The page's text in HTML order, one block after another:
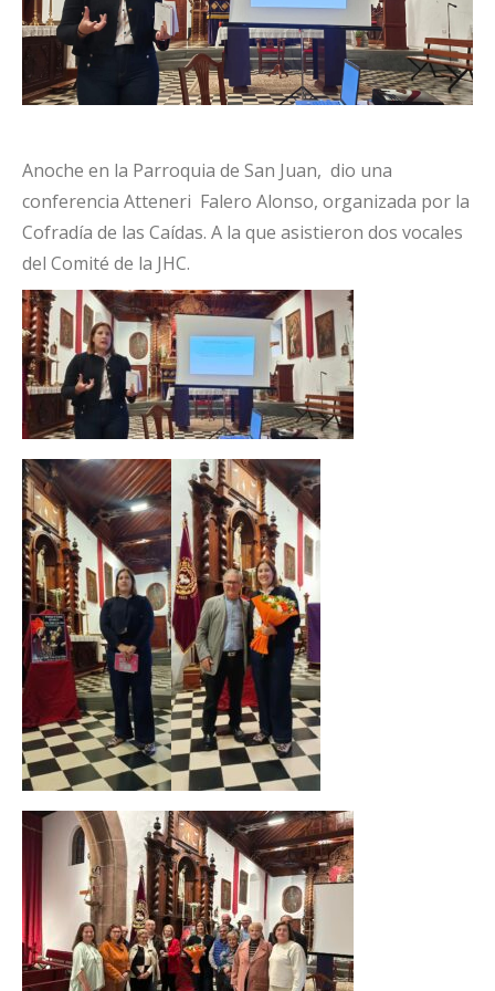
Anoche en la Parroquia de San Juan, dio una
conferencia Atteneri Falero Alonso, organizada por la
Cofradía de las Caídas. A la que asistieron dos vocales
del Comité de la JHC.